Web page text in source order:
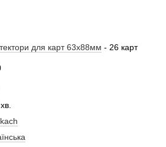
для карт 63x88мм - 26 карт